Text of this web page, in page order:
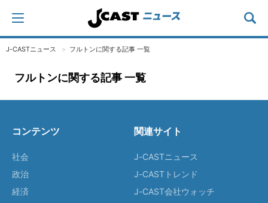
J-CASTニュース フルトンに関する記事 一覧
フルトンに関する記事 一覧
コンテンツ
社会
政治
経済
関連サイト
J-CASTニュース
J-CASTトレンド
J-CAST会社ウォッチ